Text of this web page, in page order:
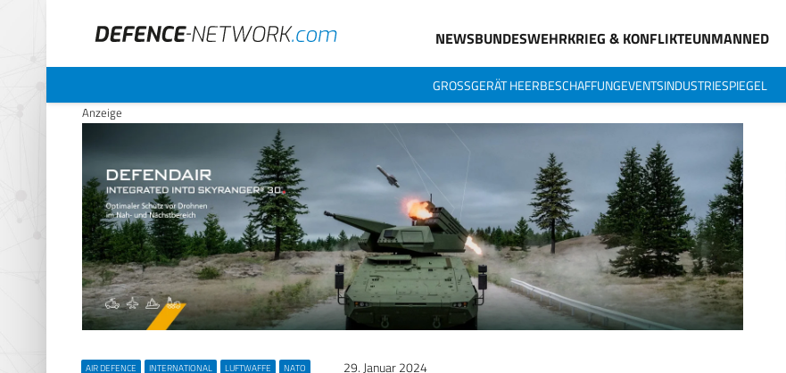
NEWSBUNDESWEHRKRIEG & KONFLIKTEUNMANNED
GROSSGERÄT HEERBESCHAFFUNGEVENTSINDUSTRIESPIEGEL
Anzeige
AIR DEFENCE INTERNATIONAL LUFTWAFFE NATO 29. Januar 2024